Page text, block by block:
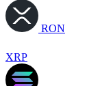
RON
XRP